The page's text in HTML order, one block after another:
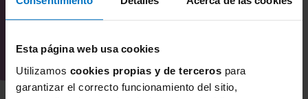
Esta página web usa cookies
Utilizamos cookies propias y de terceros para
garantizar el correcto funcionamiento del sitio,